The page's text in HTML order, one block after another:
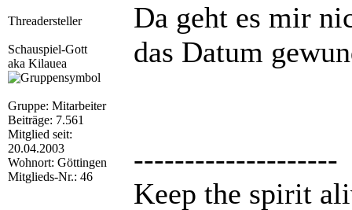
Threadersteller
Schauspiel-Gott
aka Kilauea
Gruppe: Mitarbeiter
Beiträge: 7.561
Mitglied seit:
20.04.2003
Wohnort: Göttingen
Mitglieds-Nr.: 46
Da geht es mir
das Datum
--------------------
Keep the spirit